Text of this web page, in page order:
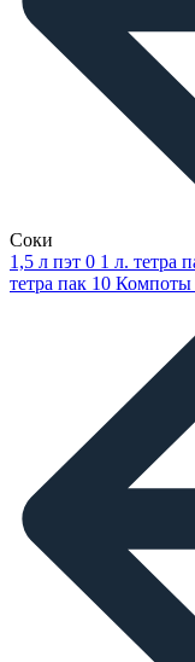
Соки
1,5 л пэт 0 1 л. тетра
тетра пак 10 Компоты